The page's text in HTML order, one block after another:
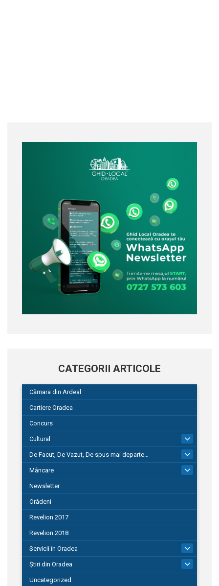
CATEGORII ARTICOLE
Cămara din Ardeal
Cartiere Oradea
Concurs
Cultural
De Facut, De Vazut, De spus mai departe…
580
Mâncare
Newsletter
Orădeni
Revelion 2017
Revelion 2018
Servicii în Oradea
Știri din Oradea
Uncategorized